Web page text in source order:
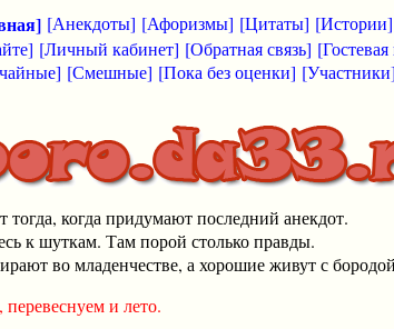
[Анекдоты] [Афоризмы] [Цитаты] [Истории]
[Личный кабинет] [Обратная связь]
[Смешные] [Пока без оценки] [Участники]
тогда, когда придумают последний анекдот.
к шуткам. Там порой столько правды.
во младенчестве, а хорошие живут с
и лето.